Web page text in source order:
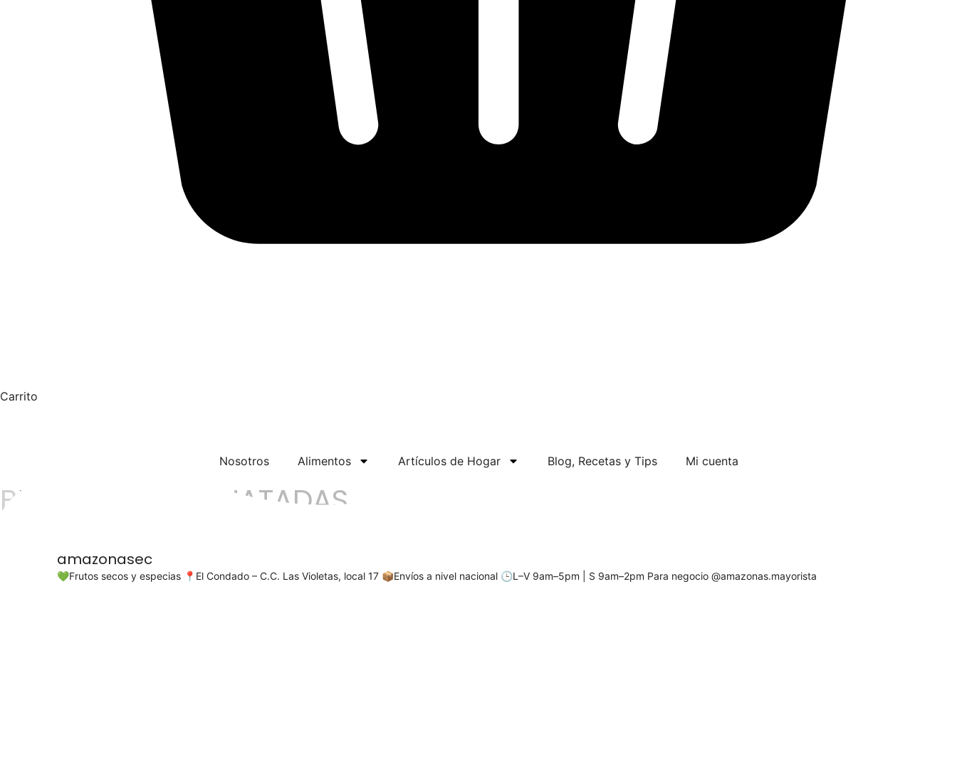
Carrito
Nosotros Alimentos Artículos de Hogar Blog, Recetas y Tips​ Mi cuenta
BEBIDAS CARBONATADAS
amazonasec
💚Frutos secos y especias 📍El Condado – C.C. Las Violetas, local 17 📦Envíos a nivel nacional 🕒L–V 9am–5pm | S 9am–2pm Para negocio @amazonas.mayorista